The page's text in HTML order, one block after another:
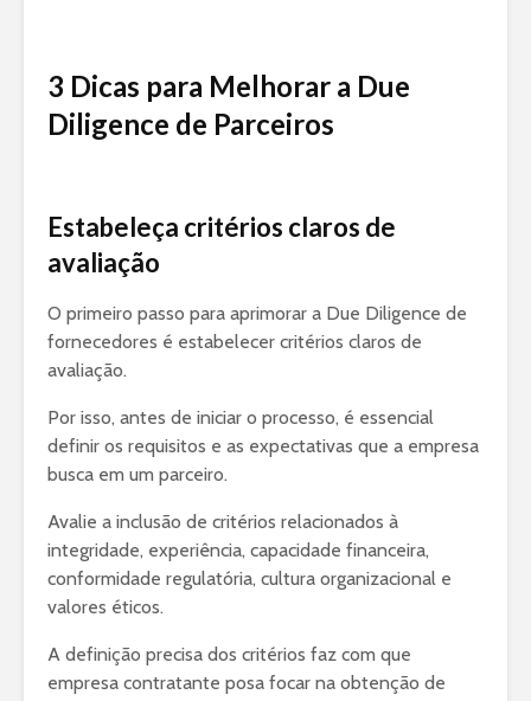
3 Dicas para Melhorar a Due
Diligence de Parceiros
Estabeleça critérios claros de
avaliação
O primeiro passo para aprimorar a Due Diligence de
fornecedores é estabelecer critérios claros de
avaliação.
Por isso, antes de iniciar o processo, é essencial
definir os requisitos e as expectativas que a empresa
busca em um parceiro.
Avalie a inclusão de critérios relacionados à
integridade, experiência, capacidade financeira,
conformidade regulatória, cultura organizacional e
valores éticos.
A definição precisa dos critérios faz com que
empresa contratante posa focar na obtenção de